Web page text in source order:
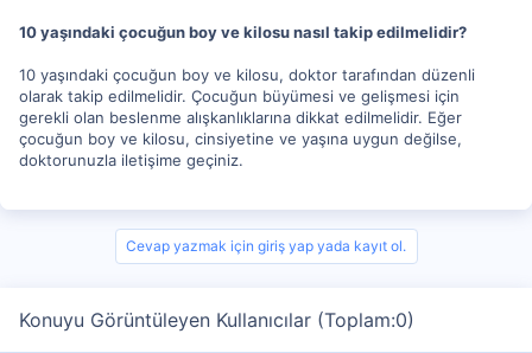
10 yaşındaki çocuğun boy ve kilosu nasıl takip edilmelidir?
10 yaşındaki çocuğun boy ve kilosu, doktor tarafından düzenli
olarak takip edilmelidir. Çocuğun büyümesi ve gelişmesi için
gerekli olan beslenme alışkanlıklarına dikkat edilmelidir. Eğer
çocuğun boy ve kilosu, cinsiyetine ve yaşına uygun değilse,
doktorunuzla iletişime geçiniz.
Cevap yazmak için giriş yap yada kayıt ol.
Konuyu Görüntüleyen Kullanıcılar (Toplam:0)